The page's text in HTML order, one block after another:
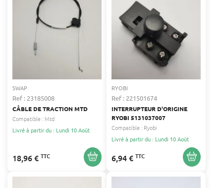
SWAP
Ref : 23185008
CÂBLE DE TRACTION MTD
Compatible : Mtd
Livré à partir du : Lundi 10 Août
18,96 € TTC
RYOBI
Ref : 221501674
INTERRUPTEUR D'ORIGINE
RYOBI 5131037007
Compatible : Ryobi
Livré à partir du : Lundi 10 Août
6,94 € TTC